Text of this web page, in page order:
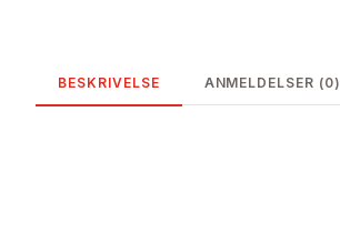
BESKRIVELSE ANMELDELSER (0)